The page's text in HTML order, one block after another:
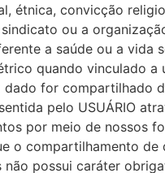
étnica, convicção
ou a
a saúde ou a vida
quando vinculado a
dado for compartilhado
pelo USUÁRIO
por meio de nossos
o compartilhamento de
não possui caráter